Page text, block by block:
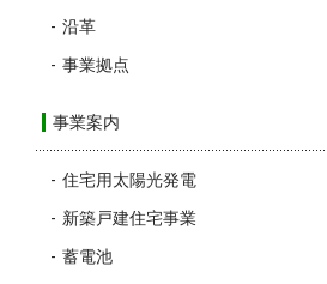
沿革
事業拠点
事業案内
住宅用太陽光発電
新築戸建住宅事業
蓄電池